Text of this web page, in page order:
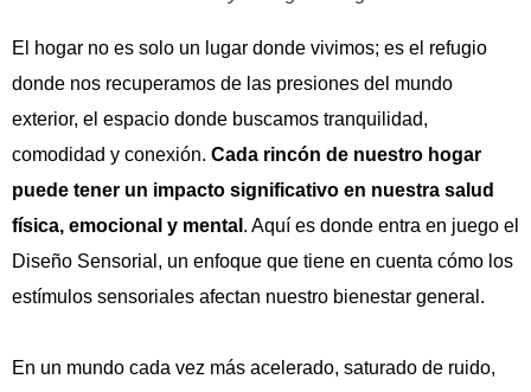
El hogar no es solo un lugar donde vivimos; es el refugio
donde nos recuperamos de las presiones del mundo
exterior, el espacio donde buscamos tranquilidad,
comodidad y conexión. Cada rincón de nuestro hogar
puede tener un impacto significativo en nuestra salud
física, emocional y mental . Aquí es donde entra en juego el
Diseño Sensorial, un enfoque que tiene en cuenta cómo los
estímulos sensoriales afectan nuestro bienestar general.
En un mundo cada vez más acelerado, saturado de ruido,